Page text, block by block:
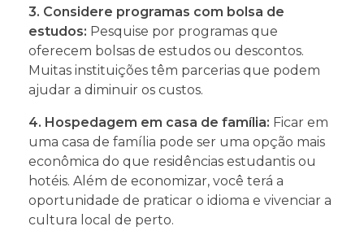
3. Considere programas com bolsa de
estudos: Pesquise por programas que
oferecem bolsas de estudos ou descontos.
Muitas instituições têm parcerias que podem
ajudar a diminuir os custos.
4. Hospedagem em casa de família: Ficar em
uma casa de família pode ser uma opção mais
econômica do que residências estudantis ou
hotéis. Além de economizar, você terá a
oportunidade de praticar o idioma e vivenciar a
cultura local de perto.